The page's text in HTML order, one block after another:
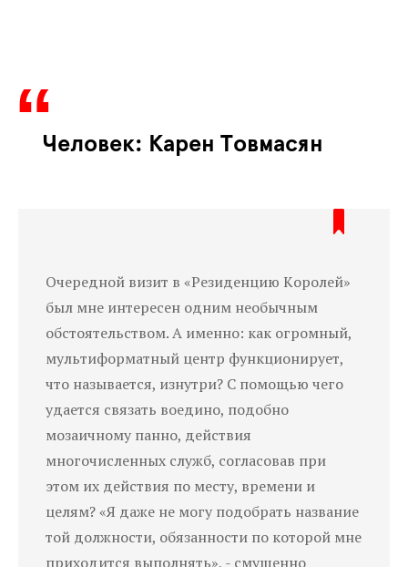
Человек: Карен Товмасян
Очередной визит в «Резиденцию Королей»
был мне интересен одним необычным
обстоятельством. А именно: как огромный,
мультиформатный центр функционирует,
что называется, изнутри? С помощью чего
удается связать воедино, подобно
мозаичному панно, действия
многочисленных служб, согласовав при
этом их действия по месту, времени и
целям? «Я даже не могу подобрать название
той должности, обязанности по которой мне
приходится выполнять», - смущенно